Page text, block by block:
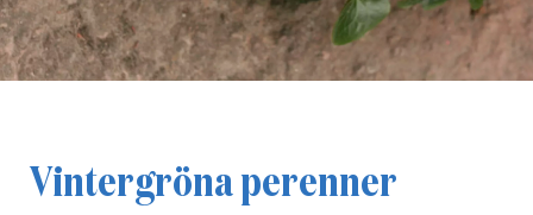
Vintergröna perenner